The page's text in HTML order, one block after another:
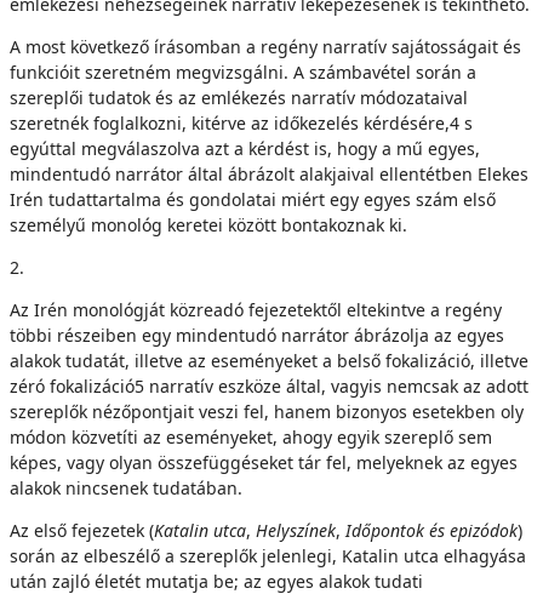
A most következő írásomban a regény narratív sajátosságait és
funkcióit szeretném megvizsgálni. A számbavétel során a
szereplői tudatok és az emlékezés narratív módozataival
szeretnék foglalkozni, kitérve az időkezelés kérdésére,4 s
egyúttal megválaszolva azt a kérdést is, hogy a mű egyes,
mindentudó narrátor által ábrázolt alakjaival ellentétben Elekes
Irén tudattartalma és gondolatai miért egy egyes szám első
személyű monológ keretei között bontakoznak ki.
2.
Az Irén monológját közreadó fejezetektől eltekintve a regény
többi részeiben egy mindentudó narrátor ábrázolja az egyes
alakok tudatát, illetve az eseményeket a belső fokalizáció, illetve
zéró fokalizáció5 narratív eszköze által, vagyis nemcsak az adott
szereplők nézőpontjait veszi fel, hanem bizonyos esetekben oly
módon közvetíti az eseményeket, ahogy egyik szereplő sem
képes, vagy olyan összefüggéseket tár fel, melyeknek az egyes
alakok nincsenek tudatában.
Az első fejezetek (Katalin utca, Helyszínek,Időpontok és epizódok)
során az elbeszélő a szereplők jelenlegi, Katalin utca elhagyása
után zajló életét mutatja be; az egyes alakok tudati